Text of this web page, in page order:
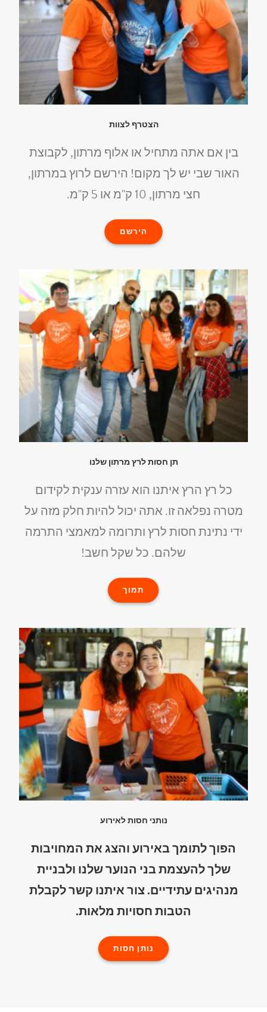
הצטרף לצוות
בין אם אתה מתחיל או אלוף מרתון, לקבוצת
האור שבי יש לך מקום! הירשם לרוץ במרתון,
חצי מרתון, 10 ק"מ או 5 ק"מ.
הירשם
תן חסות לרץ מרתון שלנו
כל רץ הרץ איתנו הוא עזרה ענקית לקידום
מטרה נפלאה זו. אתה יכול להיות חלק מזה על
ידי נתינת חסות לרץ ותרומה למאמצי התרמה
שלהם. כל שקל חשב!
תמוך
נותני חסות לאירוע
הפוך לתומך באירוע והצג את המחויבות
שלך להעצמת בני הנוער שלנו ולבניית
מנהיגים עתידיים. צור איתנו קשר לקבלת
הטבות חסויות מלאות.
נותן חסות